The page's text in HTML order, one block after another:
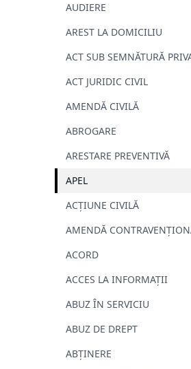
AUDIERE
AREST LA DOMICILIU
ACT SUB SEMNĂTURĂ
ACT JURIDIC CIVIL
AMENDĂ CIVILĂ
ABROGARE
ARESTARE PREVENTIVĂ
APEL
ACȚIUNE CIVILĂ
AMENDĂ
ACORD
ACCES LA INFORMAȚII
ABUZ ÎN SERVICIU
ABUZ DE DREPT
ABȚINERE